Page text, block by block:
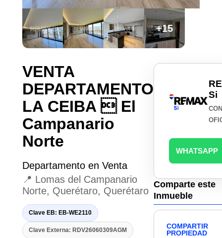
+15
VENTA
DEPARTAMENTO
LA CEIBA  El
Campanario
Norte
Departamento en Venta
📍 Lomas del Campanario
Norte, Querétaro, Querétaro
Clave EB: EB-WE2110
Clave Externa: RDV26060309AGM
Si
WHATSAPP
Comparte este
Inmueble
COMPARTIR
PROPIEDAD